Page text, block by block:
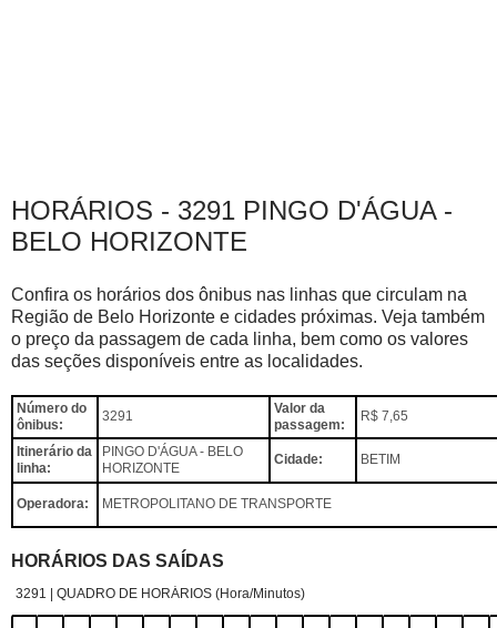
HORÁRIOS - 3291 PINGO D'ÁGUA -
BELO HORIZONTE
Confira os horários dos ônibus nas linhas que circulam na
Região de Belo Horizonte e cidades próximas. Veja também
o preço da passagem de cada linha, bem como os valores
das seções disponíveis entre as localidades.
Número do
ônibus:
3291
Valor da
passagem:
R$ 7,65
Itinerário da
linha:
PINGO D'ÁGUA - BELO
HORIZONTE
Cidade: BETIM
Operadora: METROPOLITANO DE TRANSPORTE
HORÁRIOS DAS SAÍDAS
3291 | QUADRO DE HORÁRIOS (Hora/Minutos)